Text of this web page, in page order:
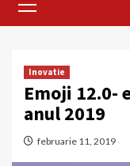
Menu
Inovatie
Emoji 12.0-
anul 2019
februarie 11, 2019